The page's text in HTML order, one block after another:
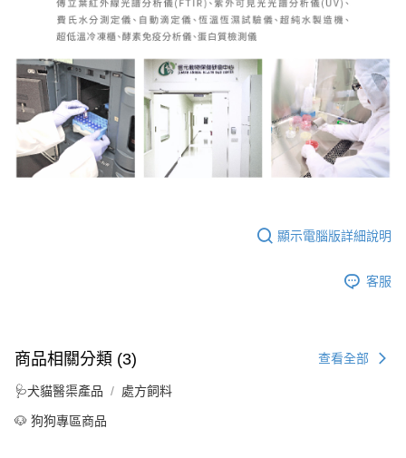
顯示電腦版詳細說明
客服
商品相關分類 (3) 查看全部
🩺犬貓醫渠產品 處方飼料
🐶 狗狗專區商品